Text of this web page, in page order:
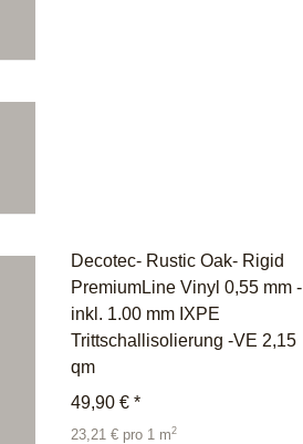
Decotec- Rustic Oak- Rigid
PremiumLine Vinyl 0,55 mm -
inkl. 1.00 mm IXPE
Trittschallisolierung -VE 2,15
qm
49,90 € *
23,21 € pro 1 m2